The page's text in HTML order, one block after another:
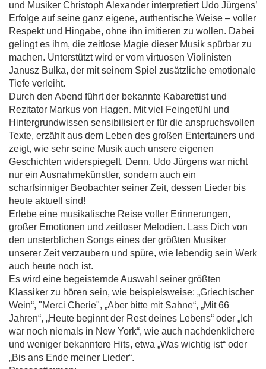
und Musiker Christoph Alexander interpretiert Udo Jürgens’
Erfolge auf seine ganz eigene, authentische Weise – voller
Respekt und Hingabe, ohne ihn imitieren zu wollen. Dabei
gelingt es ihm, die zeitlose Magie dieser Musik spürbar zu
machen. Unterstützt wird er vom virtuosen Violinisten
Janusz Bulka, der mit seinem Spiel zusätzliche emotionale
Tiefe verleiht.
Durch den Abend führt der bekannte Kabarettist und
Rezitator Markus von Hagen. Mit viel Feingefühl und
Hintergrundwissen sensibilisiert er für die anspruchsvollen
Texte, erzählt aus dem Leben des großen Entertainers und
zeigt, wie sehr seine Musik auch unsere eigenen
Geschichten widerspiegelt. Denn, Udo Jürgens war nicht
nur ein Ausnahmekünstler, sondern auch ein
scharfsinniger Beobachter seiner Zeit, dessen Lieder bis
heute aktuell sind!
Erlebe eine musikalische Reise voller Erinnerungen,
großer Emotionen und zeitloser Melodien. Lass Dich von
den unsterblichen Songs eines der größten Musiker
unserer Zeit verzaubern und spüre, wie lebendig sein Werk
auch heute noch ist.
Es wird eine begeisternde Auswahl seiner größten
Klassiker zu hören sein, wie beispielsweise: „Griechischer
Wein“, "Merci Cherie", „Aber bitte mit Sahne“, „Mit 66
Jahren“, „Heute beginnt der Rest deines Lebens“ oder „Ich
war noch niemals in New York“, wie auch nachdenklichere
und weniger bekanntere Hits, etwa „Was wichtig ist“ oder
„Bis ans Ende meiner Lieder“.